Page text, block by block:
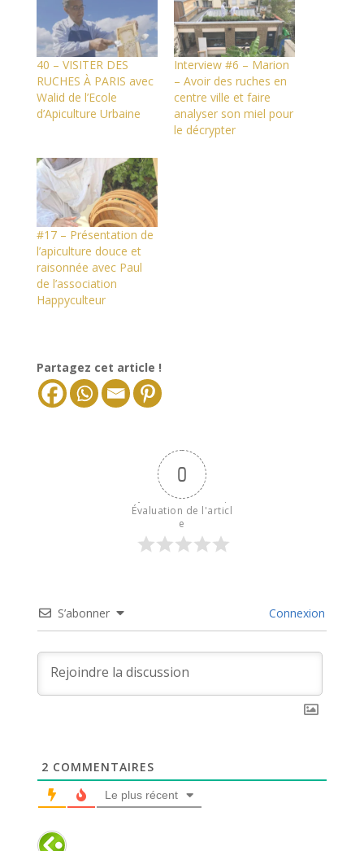
40 – VISITER DES
RUCHES À PARIS avec
Walid de l’Ecole
d’Apiculture Urbaine
Interview #6 – Marion
– Avoir des ruches en
centre ville et faire
analyser son miel pour
le décrypter
#17 – Présentation de
l’apiculture douce et
raisonnée avec Paul
de l’association
Happyculteur
Partagez cet article !
0
Évaluation de l'articl
e
S’abonner Connexion
2 COMMENTAIRES
Le plus récent